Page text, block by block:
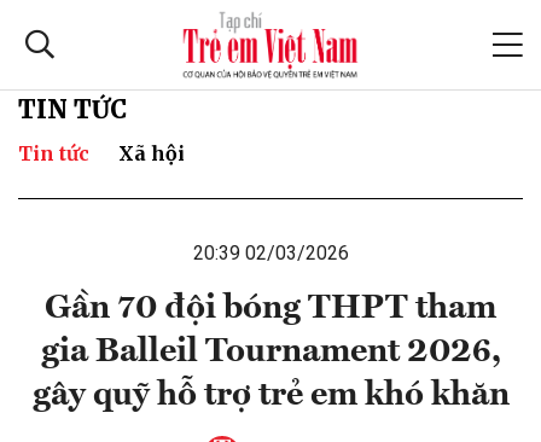
TIN TỨC
Tin tức Xã hội
20:39 02/03/2026
Gần 70 đội bóng THPT tham
gia Balleil Tournament 2026,
gây quỹ hỗ trợ trẻ em khó khăn